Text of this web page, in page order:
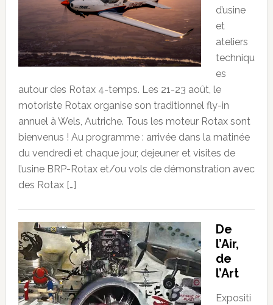
d’usine
et
ateliers
techniqu
es
autour des Rotax 4-temps. Les 21-23 août, le
motoriste Rotax organise son traditionnel fly-in
annuel à Wels, Autriche. Tous les moteur Rotax sont
bienvenus ! Au programme : arrivée dans la matinée
du vendredi et chaque jour, dejeuner et visites de
l’usine BRP-Rotax et/ou vols de démonstration avec
des Rotax […]
De
l’Air,
de
l’Art
Expositi